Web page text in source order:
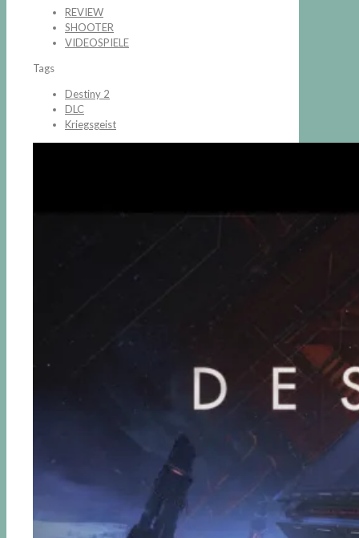
REVIEW
SHOOTER
VIDEOSPIELE
Tags
Destiny 2
DLC
Kriegsgeist